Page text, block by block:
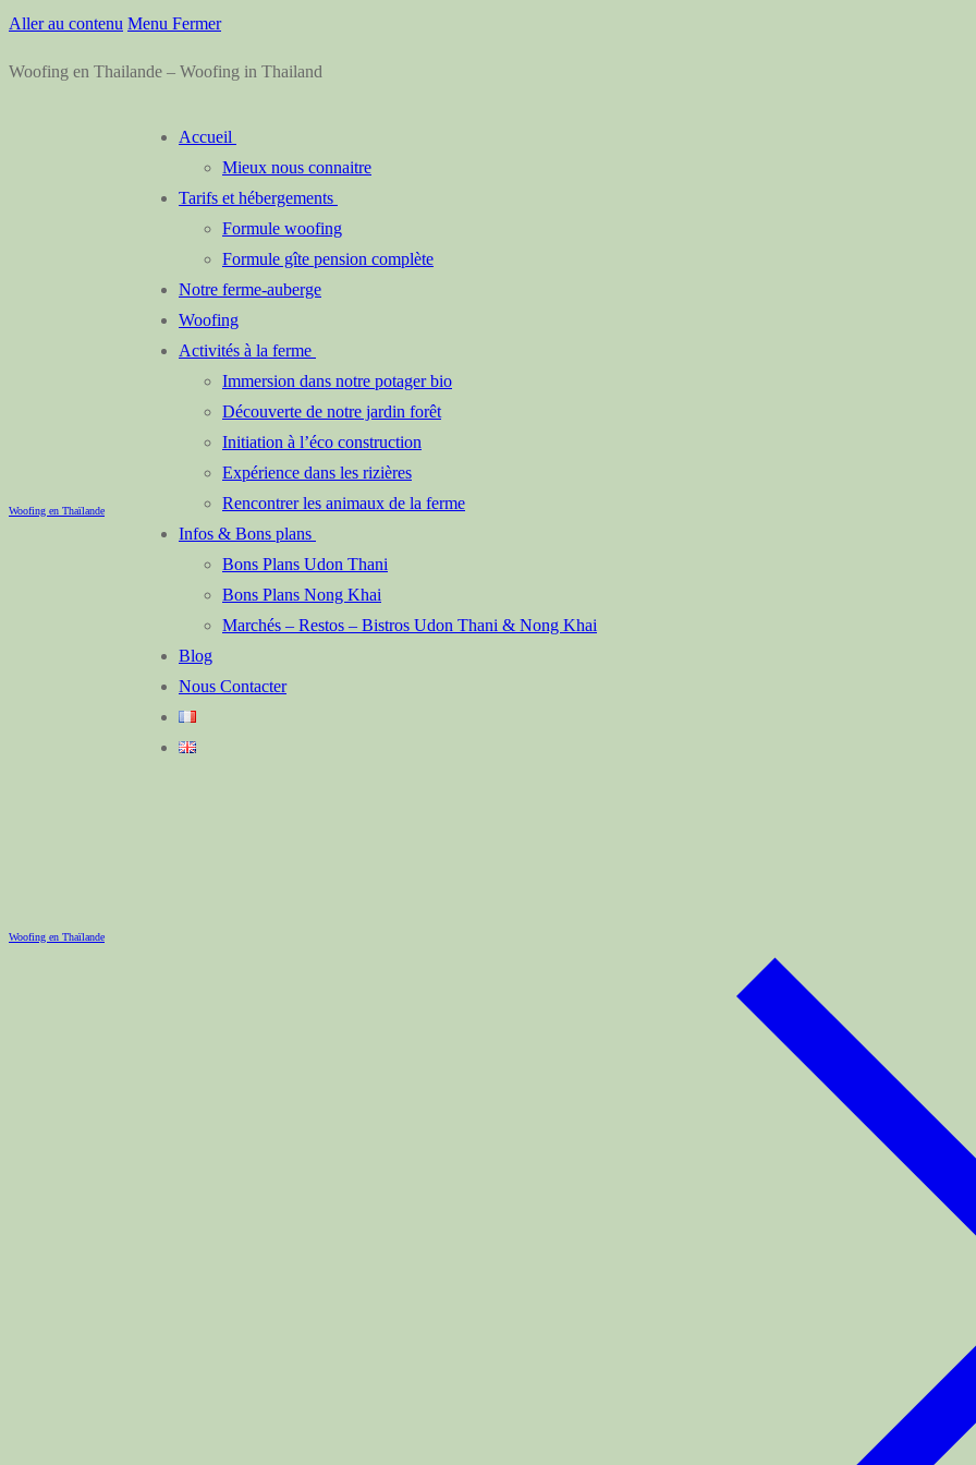
Aller au contenu Menu Fermer
Woofing en Thailande – Woofing in Thailand
Woofing en Thaïlande
Accueil
Mieux nous connaitre
Tarifs et hébergements
Formule woofing
Formule gîte pension complète
Notre ferme-auberge
Woofing
Activités à la ferme
Immersion dans notre potager bio
Découverte de notre jardin forêt
Initiation à l’éco construction
Expérience dans les rizières
Rencontrer les animaux de la ferme
Infos & Bons plans
Bons Plans Udon Thani
Bons Plans Nong Khai
Marchés – Restos – Bistros Udon Thani & Nong Khai
Blog
Nous Contacter
Woofing en Thaïlande